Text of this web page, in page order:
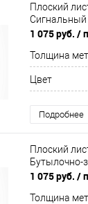
Плоский
1 075 руб. /
Толщина
Цвет
Подробнее
Плоский
Бутылочно-
1 075 руб. /
Толщина